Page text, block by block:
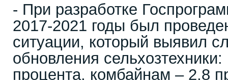
- При разработке
2017-2021 годы был
ситуации, который выявил
обновления
процента, комбайнам – 2,8